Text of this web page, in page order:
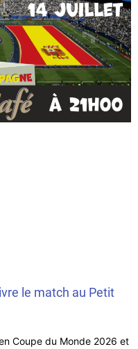
le match au Petit
Coupe du Monde 2026 et